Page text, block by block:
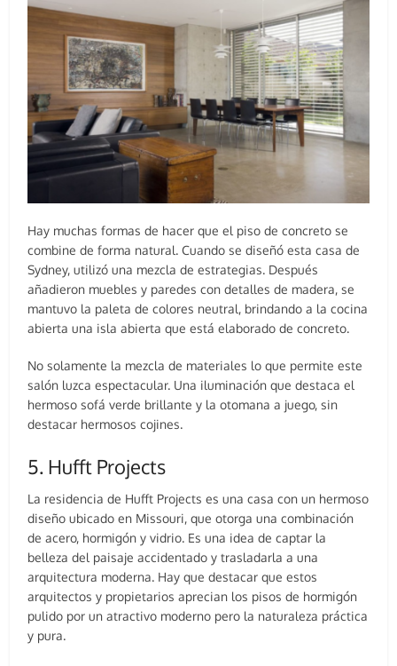
Hay muchas formas de hacer que el piso de concreto se
combine de forma natural. Cuando se diseñó esta casa de
Sydney, utilizó una mezcla de estrategias. Después
añadieron muebles y paredes con detalles de madera, se
mantuvo la paleta de colores neutral, brindando a la cocina
abierta una isla abierta que está elaborado de concreto.
No solamente la mezcla de materiales lo que permite este
salón luzca espectacular. Una iluminación que destaca el
hermoso sofá verde brillante y la otomana a juego, sin
destacar hermosos cojines.
5. Hufft Projects
La residencia de Hufft Projects es una casa con un hermoso
diseño ubicado en Missouri, que otorga una combinación
de acero, hormigón y vidrio. Es una idea de captar la
belleza del paisaje accidentado y trasladarla a una
arquitectura moderna. Hay que destacar que estos
arquitectos y propietarios aprecian los pisos de hormigón
pulido por un atractivo moderno pero la naturaleza práctica
y pura.